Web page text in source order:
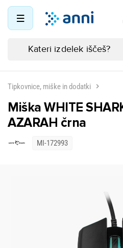
Tipkovnice, miške in dodatki
Miška WHITE
AZARAH črna
MI-172993